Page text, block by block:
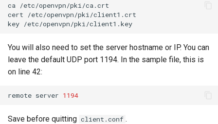
ca
/etc/openvpn/pki/ca.crt
cert
/etc/openvpn/pki/client1.crt
key
You will also need to set the server hostname or IP. You can
leave the default UDP port 1194. In the sample file, this is
on line 42:
remote server 1194
Save before quitting client.conf .